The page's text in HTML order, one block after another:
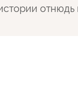
отнюдь